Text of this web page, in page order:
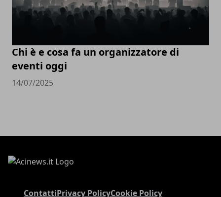
Chi è e cosa fa un organizzatore di
eventi oggi
14/07/2025
ContattiPrivacy PolicyCookie Policy